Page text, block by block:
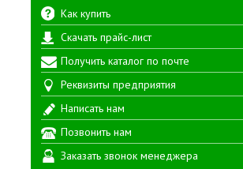
Как купить
Скачать прайс-лист
Получить каталог по почте
Реквизиты предприятия
Написать нам
Позвонить нам
Заказать звонок менеджера